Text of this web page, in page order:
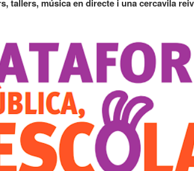
tallers, música en directe i una cercavila